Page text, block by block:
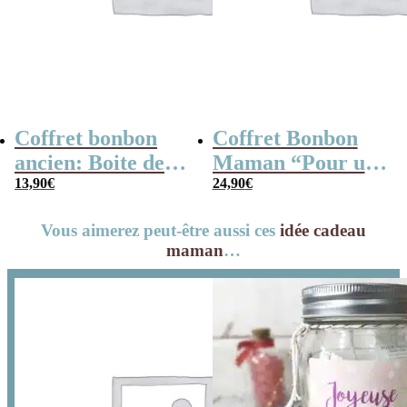
Coffret bonbon
ancien: Boite de
conserve remplie
la meilleure
13,90€
Coffret Bonbon
Maman “Pour une
maman en or” :
rétro des années
80
24,90€
Vous aimerez peut-être aussi ces idée cadeau
maman…